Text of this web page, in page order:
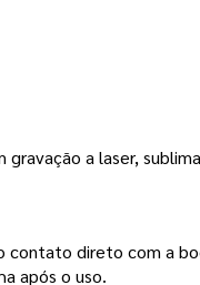
a laser,
direto com a
após o uso.